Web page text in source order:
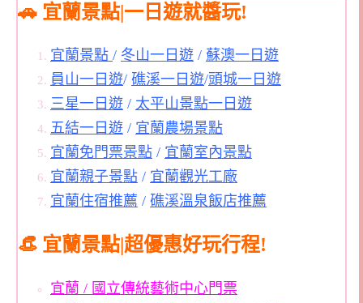
🚗 宜蘭景點|一日遊就醬玩!
宜蘭景點 / 冬山一日遊 / 蘇澳一日遊
員山一日遊/ 礁溪一日遊/頭城一日遊
三星一日遊 / 太平山景點一日遊
五結一日遊 / 宜蘭農場景點
宜蘭免門票景點 / 宜蘭室內景點
宜蘭親子景點 / 宜蘭觀光工廠
宜蘭住宿推薦 / 礁溪溫泉飯店推薦
👒 宜蘭景點|超優惠好玩行程!
宜蘭 / 國立傳統藝術中心門票